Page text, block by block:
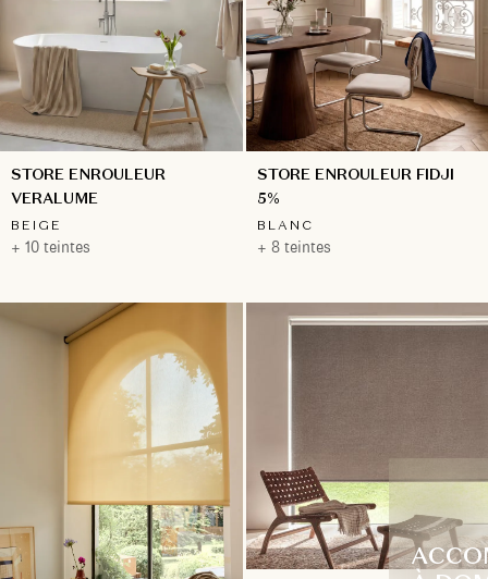
STORE ENROULEUR
VERALUME
BEIGE
+ 10 teintes
STORE ENROULEUR FIDJI
5%
BLANC
+ 8 teintes